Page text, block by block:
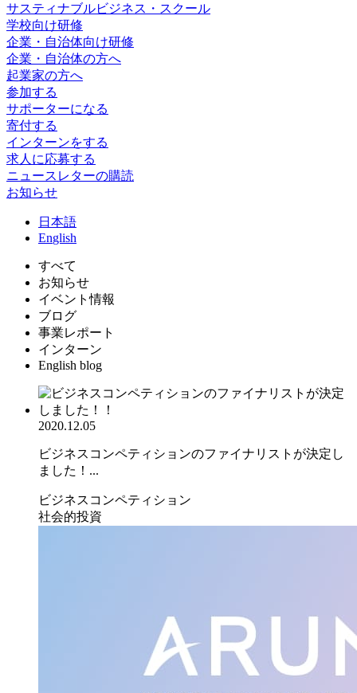
サスティナブルビジネス・スクール
学校向け研修
企業・自治体向け研修
企業・自治体の方へ
起業家の方へ
参加する
サポーターになる
寄付する
インターンをする
求人に応募する
ニュースレターの購読
お知らせ
日 本語
English
すべて
お知らせ
イベント情報
ブログ
事業レポート
インターン
English blog
2020.12.05
ビジネスコンペティションのファイナリストが決定し
ました！...
ビジネスコンペティション
社会的投資